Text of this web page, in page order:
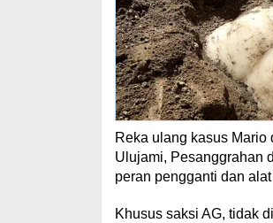
Reka ulang kasus
Ulujami, Pesanggrahan
peran pengganti dan
Khusus saksi AG, tidak